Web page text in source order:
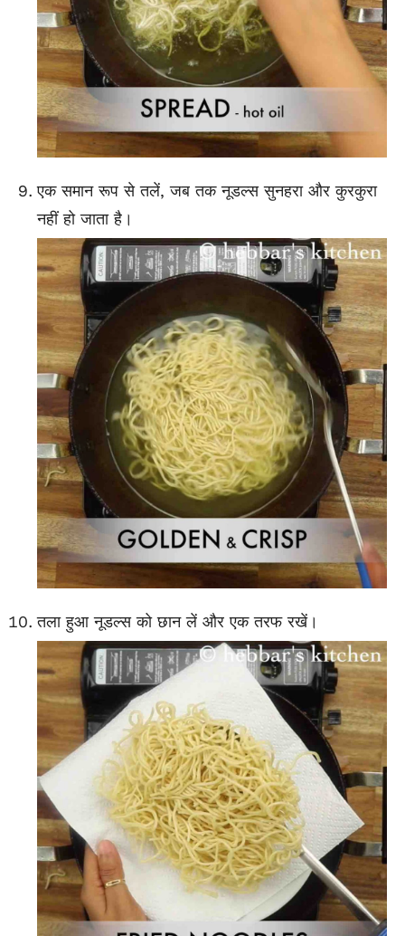
एक समान रूप से तलें, जब तक नूडल्स सुनहरा और कुरकुरा
नहीं हो जाता है।
तला हुआ नूडल्स को छान लें और एक तरफ रखें।